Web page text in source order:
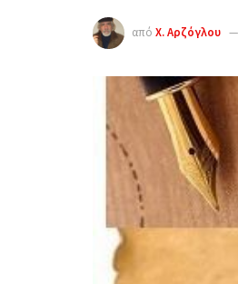
από Χ. Αρζόγλου